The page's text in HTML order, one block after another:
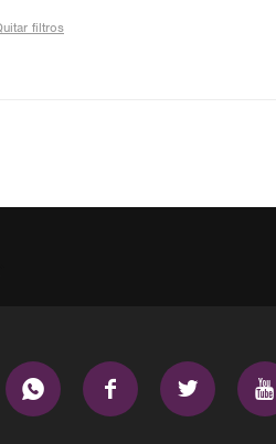
filtros
   